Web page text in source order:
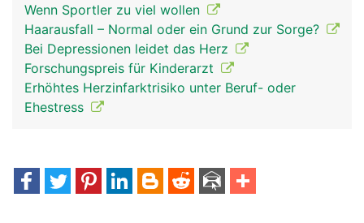
Wenn Sportler zu viel wollen
Haarausfall – Normal oder ein Grund zur Sorge?
Bei Depressionen leidet das Herz
Forschungspreis für Kinderarzt
Erhöhtes Herzinfarktrisiko unter Beruf- oder
Ehestress